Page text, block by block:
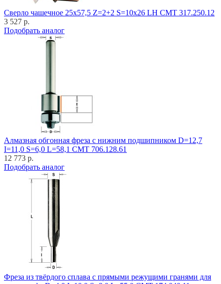
Cверло чашечное 25x57,5 Z=2+2 S=10x26 LH CMT 317.250.12
3 527 р.
Подобрать аналог
Алмазная обгонная фреза с нижним подшипником D=12,7
I=11,0 S=6,0 L=58,1 CMT 706.128.61
12 773 р.
Подобрать аналог
Фреза из твёрдого сплава с прямыми режущими гранями для